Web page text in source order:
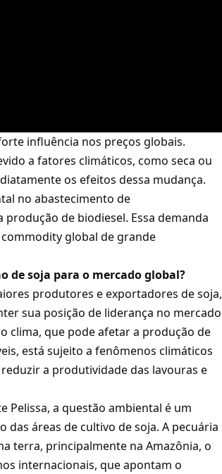
influência nos preços globais.
a fatores climáticos, como seca ou
os efeitos dessa mudança.
no abastecimento de
de biodiesel. Essa demanda
global de grande
de soja para o mercado global?
produtores e exportadores de soja,
sua posição de liderança no mercado
clima, que pode afetar a produção de
está sujeito a fenômenos climáticos
a produtividade das lavouras e
a questão ambiental é um
áreas de cultivo de soja. A pecuária
terra, principalmente na Amazônia, o
internacionais, que apontam o